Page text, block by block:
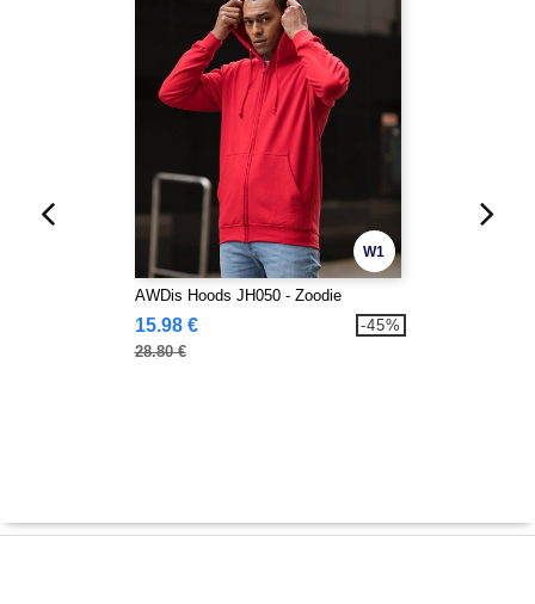
W1
AWDis Hoods JH050 - Zoodie
15.98 €
28.80 €
-45%